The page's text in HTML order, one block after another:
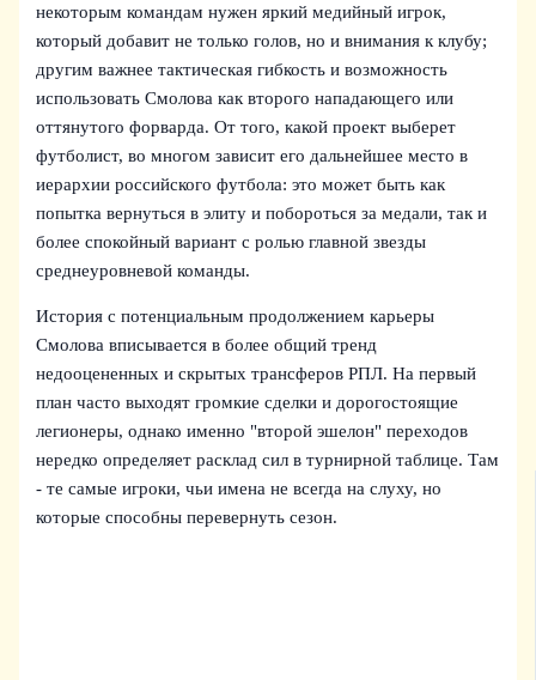
некоторым командам нужен яркий медийный игрок,
который добавит не только голов, но и внимания к клубу;
другим важнее тактическая гибкость и возможность
использовать Смолова как второго нападающего или
оттянутого форварда. От того, какой проект выберет
футболист, во многом зависит его дальнейшее место в
иерархии российского футбола: это может быть как
попытка вернуться в элиту и побороться за медали, так и
более спокойный вариант с ролью главной звезды
среднеуровневой команды.
История с потенциальным продолжением карьеры
Смолова вписывается в более общий тренд
недооцененных и скрытых трансферов РПЛ. На первый
план часто выходят громкие сделки и дорогостоящие
легионеры, однако именно "второй эшелон" переходов
нередко определяет расклад сил в турнирной таблице. Там
- те самые игроки, чьи имена не всегда на слуху, но
которые способны перевернуть сезон.